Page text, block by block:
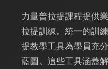
力量普拉提課程提供
拉提訓練。統一的訓
提教學工具為學員充
藍圖。這些工具涵蓋